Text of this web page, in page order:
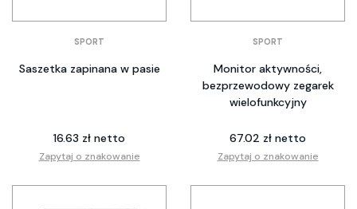
SPORT
Saszetka zapinana w pasie
16.63 zł netto
Zapytaj o znakowanie
SPORT
Monitor aktywności,
bezprzewodowy zegarek
wielofunkcyjny
67.02 zł netto
Zapytaj o znakowanie